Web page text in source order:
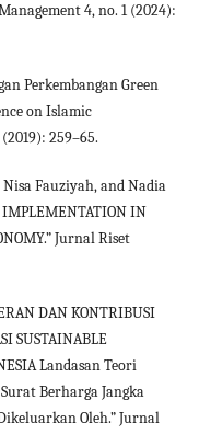
4, no. 1 (2024):
Perkembangan Green
on Islamic
259–65.
Fauziyah, and Nadia
IMPLEMENTATION IN
Jurnal Riset
DAN KONTRIBUSI
SUSTAINABLE
Landasan Teori
Berharga Jangka
Oleh.” Jurnal